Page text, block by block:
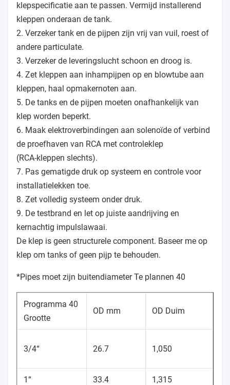
klepspecificatie aan te passen. Vermijd installerend
kleppen onderaan de tank.
2. Verzeker tank en de pijpen zijn vrij van vuil, roest of
andere particulate.
3. Verzeker de leveringslucht schoon en droog is.
4. Zet kleppen aan inhampijpen op en blowtube aan
kleppen, haal opmakernoten aan.
5. De tanks en de pijpen moeten onafhankelijk van
klep worden beperkt.
6. Maak elektroverbindingen aan solenoïde of verbind
de proefhaven van RCA met controleklep
(RCA-kleppen slechts).
7. Pas gematigde druk op systeem en controle voor
installatielekken toe.
8. Zet volledig systeem onder druk.
9. De testbrand en let op juiste aandrijving en
kernachtig impulslawaai.
De klep is geen structurele component. Baseer me op
klep om tanks of geen pijp te behouden.
*Pipes moet zijn buitendiameter Te plannen 40
Programma 40
Grootte
OD mm OD Duim
3/4“ 26.7 1,050
1“ 33.4 1,315